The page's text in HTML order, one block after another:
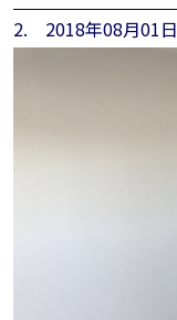
2. 2018年08月01日